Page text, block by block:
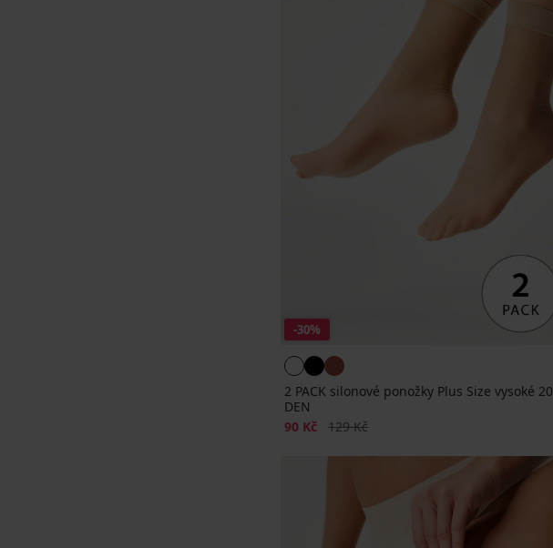
-30%
2 PACK silonové ponožky Plus Size vysoké 20
DEN
Sleva
90 Kč Původní cena
129 Kč